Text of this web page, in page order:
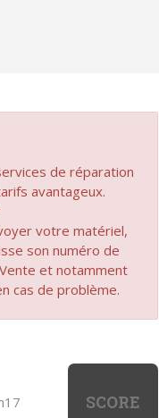
de réparation
avantageux.
votre matériel,
son numéro de
et notamment
cas de problème.
SCORE